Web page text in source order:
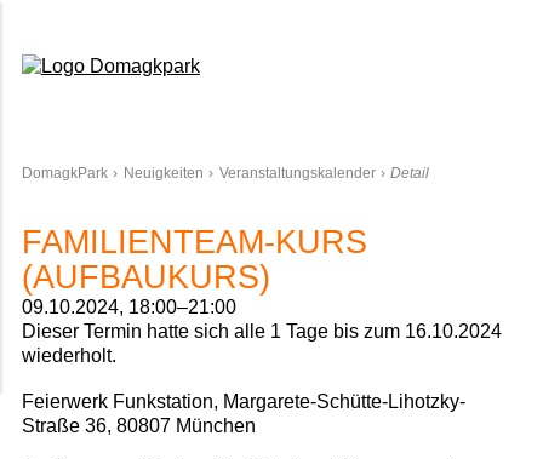
DomagkPark Neuigkeiten Veranstaltungskalender Detail
FAMILIENTEAM-KURS
(AUFBAUKURS)
09.10.2024, 18:00–21:00
Dieser Termin hatte sich alle 1 Tage bis zum 16.10.2024
wiederholt.
Feierwerk Funkstation, Margarete-Schütte-Lihotzky-
Straße 36, 80807 München